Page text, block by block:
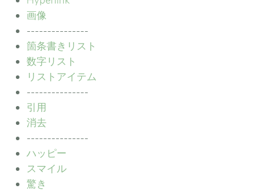
画像
---------------
箇条書きリスト
数字リスト
リストアイテム
---------------
引用
消去
---------------
ハッピー
スマイル
驚き